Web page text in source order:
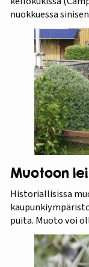
nuokkuessa
Muotoon
Historiallisissa
puita. Muoto voi